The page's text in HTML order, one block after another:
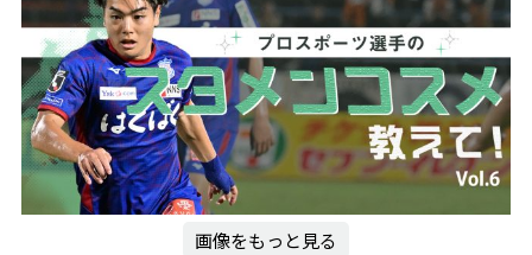
画像をもっと見る